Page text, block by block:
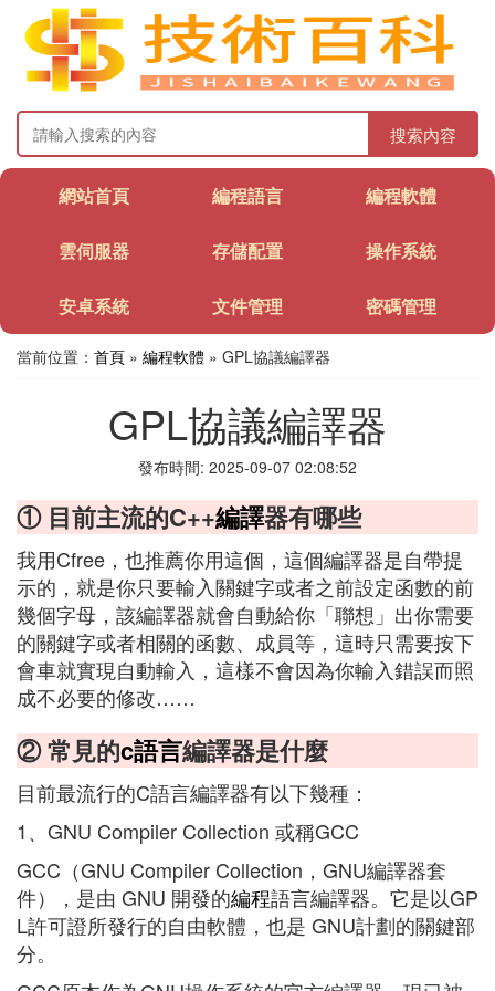
搜索內容
網站首頁 編程語言 編程軟體
雲伺服器 存儲配置 操作系統
安卓系統 文件管理 密碼管理
當前位置： 首頁 » 編程軟體 » GPL協議編譯器
GPL協議編譯器
發布時間: 2025-09-07 02:08:52
① 目前主流的C++編譯器有哪些
我用Cfree，也推薦你用這個，這個編譯器是自帶提
示的，就是你只要輸入關鍵字或者之前設定函數的前
幾個字母，該編譯器就會自動給你「聯想」出你需要
的關鍵字或者相關的函數、成員等，這時只需要按下
會車就實現自動輸入，這樣不會因為你輸入錯誤而照
成不必要的修改……
② 常見的c語言編譯器是什麼
目前最流行的C語言編譯器有以下幾種：
1、GNU Compiler Collection 或稱GCC
GCC（GNU Compiler Collection，GNU編譯器套
件），是由 GNU 開發的編程語言編譯器。它是以GP
L許可證所發行的自由軟體，也是 GNU計劃的關鍵部
分。